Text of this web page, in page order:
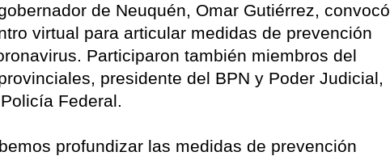
de Neuquén, Omar Gutiérrez, convocó
virtual para articular medidas de prevención
Participaron también miembros del
presidente del BPN y Poder Judicial,
Federal.
profundizar las medidas de prevención